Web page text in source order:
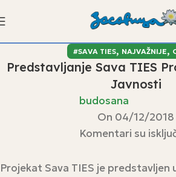
#SAVA TIES, NAJVAŽNIJE,
Predstavljanje Sava TIES
Javnosti
budosana
On 04/12/2018
Komentari su
Projekat Sava TIES je predstavljen